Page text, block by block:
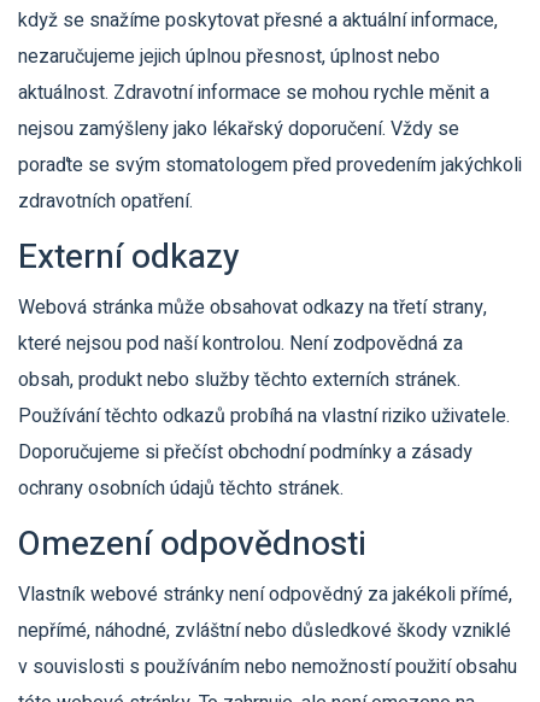
když se snažíme poskytovat přesné a aktuální informace,
nezaručujeme jejich úplnou přesnost, úplnost nebo
aktuálnost. Zdravotní informace se mohou rychle měnit a
nejsou zamýšleny jako lékařský doporučení. Vždy se
poraďte se svým stomatologem před provedením jakýchkoli
zdravotních opatření.
Externí odkazy
Webová stránka může obsahovat odkazy na třetí strany,
které nejsou pod naší kontrolou. Není zodpovědná za
obsah, produkt nebo služby těchto externích stránek.
Používání těchto odkazů probíhá na vlastní riziko uživatele.
Doporučujeme si přečíst obchodní podmínky a zásady
ochrany osobních údajů těchto stránek.
Omezení odpovědnosti
Vlastník webové stránky není odpovědný za jakékoli přímé,
nepřímé, náhodné, zvláštní nebo důsledkové škody vzniklé
v souvislosti s používáním nebo nemožností použití obsahu